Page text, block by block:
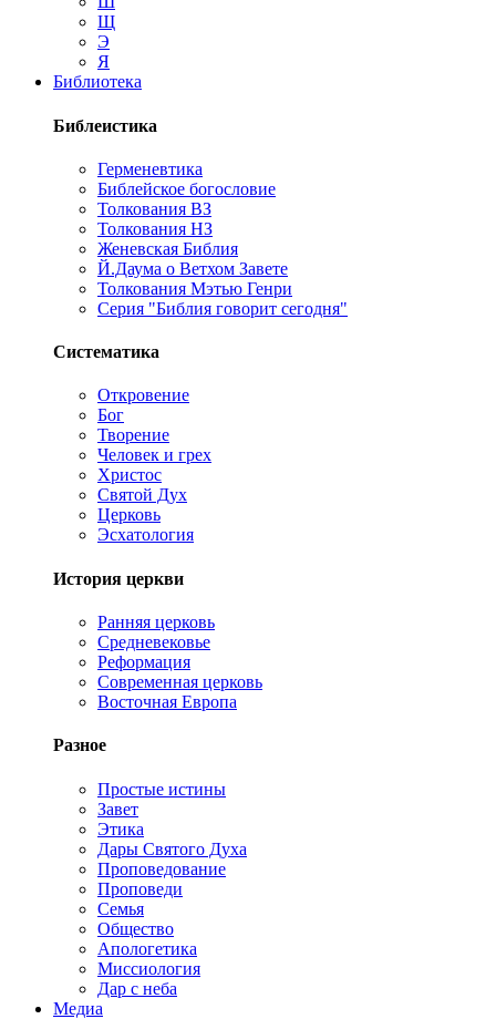
Щ
Э
Я
Библиотека
Библеистика
Герменевтика
Библейское богословие
Толкования ВЗ
Толкования НЗ
Женевская Библия
Й.Даума о Ветхом Завете
Толкования Мэтью Генри
Серия "Библия говорит сегодня"
Систематика
Откровение
Бог
Творение
Человек и грех
Христос
Святой Дух
Церковь
Эсхатология
История церкви
Ранняя церковь
Средневековье
Реформация
Современная церковь
Восточная Европа
Разное
Простые истины
Завет
Этика
Дары Святого Духа
Проповедование
Проповеди
Семья
Общество
Апологетика
Миссиология
Дар с неба
Медиа